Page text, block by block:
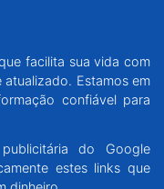
facilita sua vida com
Estamos em
confiável para
do Google
estes links que